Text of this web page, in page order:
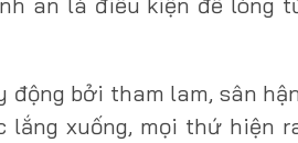
bởi tham lam, sân
lắng xuống, mọi thứ hiện